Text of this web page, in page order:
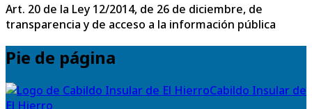
Art. 20 de la Ley 12/2014, de 26 de diciembre, de
transparencia y de acceso a la información pública
Pie de página
Cabildo Insular de
El Hierro